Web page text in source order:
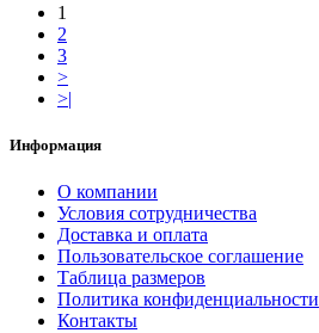
1
2
3
>
>|
Информация
О компании
Условия сотрудничества
Доставка и оплата
Пользовательское соглашение
Таблица размеров
Политика конфиденциальности
Контакты